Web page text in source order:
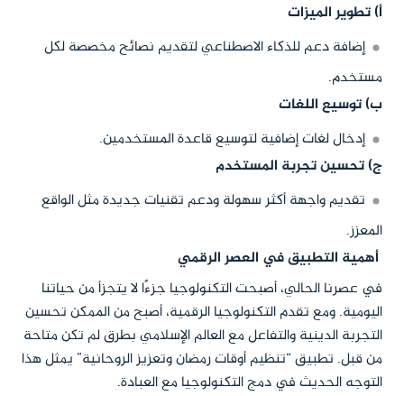
أ) تطوير الميزات
إضافة دعم للذكاء الاصطناعي لتقديم نصائح مخصصة لكل
مستخدم.
ب) توسيع اللغات
إدخال لغات إضافية لتوسيع قاعدة المستخدمين.
ج) تحسين تجربة المستخدم
تقديم واجهة أكثر سهولة ودعم تقنيات جديدة مثل الواقع
المعزز.
أهمية التطبيق في العصر الرقمي
في عصرنا الحالي، أصبحت التكنولوجيا جزءًا لا يتجزأ من حياتنا
اليومية. ومع تقدم التكنولوجيا الرقمية، أصبح من الممكن تحسين
التجربة الدينية والتفاعل مع العالم الإسلامي بطرق لم تكن متاحة
من قبل. تطبيق “تنظيم أوقات رمضان وتعزيز الروحانية” يمثل هذا
التوجه الحديث في دمج التكنولوجيا مع العبادة.